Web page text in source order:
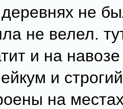
не
не велел.
и на
и
на